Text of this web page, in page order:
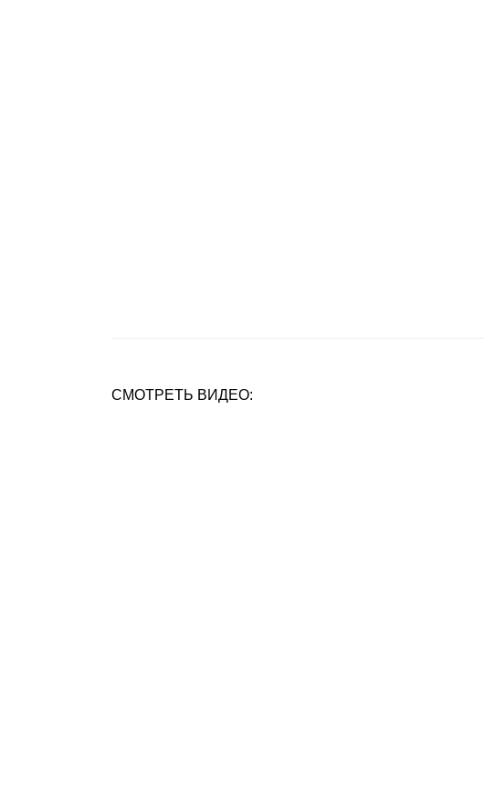
СМОТРЕТЬ ВИДЕО: